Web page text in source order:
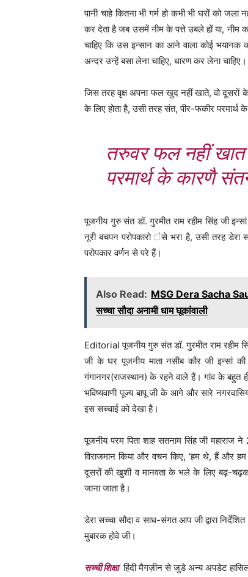
पानी चाहे कितना भी गर्म हो कभी भी घरों को
कर देता है जब उसमें नीम के पत्ते उबले हों या, नीम
चाहिए कि उस इन्सान का आने वाला कोई भयानक
अन्दर उन्हें बसा लेना चाहिए, धारण कर लेना
जिस तरह वृक्ष अपना फल खुद नहीं खाते, वो दूसरों
के लिए होता है, उसी तरह संत, पीर-फकीर
तरुवरफल नहीं
परमार्थ के कारणै
पूजनीय गुरु संत डॉ. गुरमीत राम रहीम सिंह जी
नूरी बचपन परोपकारो ंसे भरा है, उसी तरह डेरा
परोपकार वर्णन से परे हैं।
Also Read: MSG Dera Sacha
सच्चा सौदा अनामी धाम घूकांवाली
Editorial पूजनीय गुरु संत डॉ. गुरमीत राम रहीम
जी के घर पूजनीय माता नसीब कौर जी इन्सां
गंगानगर(राजस्थान) के रहने वाले हैं। गांव के बहुत
भविष्यवाणी पूज्य बापू जी के आगे और सारे
इस सच्चाई को देखा है।
पूजनीय परम पिता शाह सतनाम सिंह जी महाराज
विराजमान किया और वचन किए, ‘हम थे, हैं और हम
दूसरों की खुशी व मानवता के भले के लिए बढ़-
जाना जाता है।
डेरा सच्चा सौदा व साध-संगत आप जी द्वारा
मुबारक होवे जी।
सच्ची शिक्षा हिंदी मैगज़ीन से जुडे अन्य अपडेट